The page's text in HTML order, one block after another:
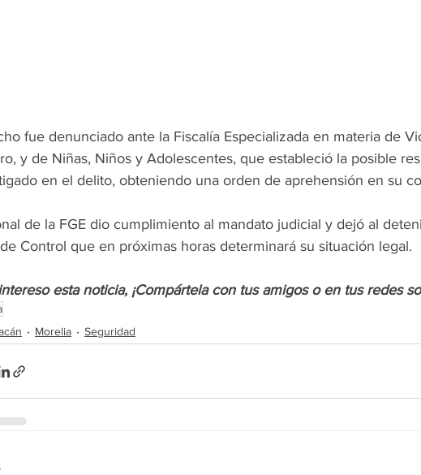
fue denunciado ante la Fiscalía Especializada en materia de
y de Niñas, Niños y Adolescentes, que estableció la posible
en el delito, obteniendo una orden de aprehensión en su
de la FGE dio cumplimiento al mandato judicial y dejó al
Control que en próximas horas determinará su situación legal.
esta noticia, ¡Compártela con tus amigos o en tus redes
Morelia Seguridad